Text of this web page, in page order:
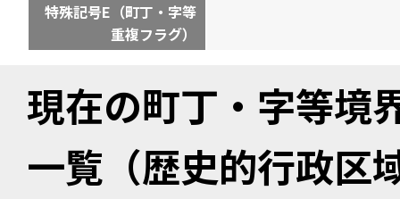
特殊記号E（町丁・字等
重複フラグ）
現在の町丁・字等境
一覧（歴史的行政区